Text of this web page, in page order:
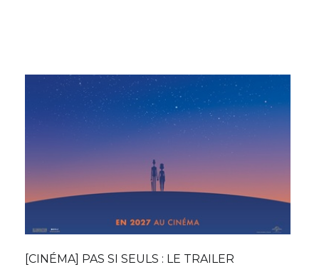
[CINÉMA] PAS SI SEULS : LE TRAILER